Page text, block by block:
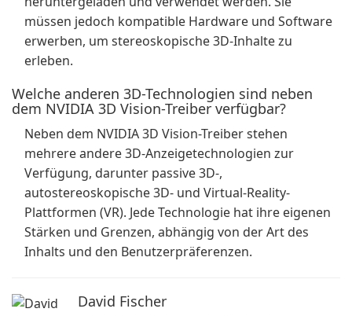
müssen jedoch kompatible Hardware und Software
erwerben, um stereoskopische 3D-Inhalte zu
erleben.
Welche anderen 3D-Technologien sind neben
dem NVIDIA 3D Vision-Treiber verfügbar?
Neben dem NVIDIA 3D Vision-Treiber stehen
mehrere andere 3D-Anzeigetechnologien zur
Verfügung, darunter passive 3D-,
autostereoskopische 3D- und Virtual-Reality-
Plattformen (VR). Jede Technologie hat ihre eigenen
Stärken und Grenzen, abhängig von der Art des
Inhalts und den Benutzerpräferenzen.
David Fischer